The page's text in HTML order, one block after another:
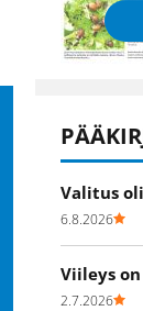
Valitus
6.8.2026
Viileys
2.7.2026